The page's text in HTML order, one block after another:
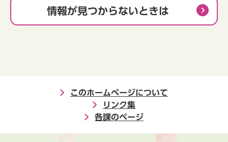
情報が見つからないときは
このホームページについて
リンク集
各課のページ